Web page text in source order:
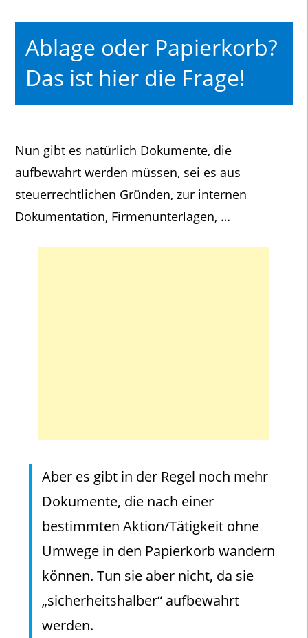
Ablage oder Papierkorb?
Das ist hier die Frage!
Nun gibt es natürlich Dokumente, die
aufbewahrt werden müssen, sei es aus
steuerrechtlichen Gründen, zur internen
Dokumentation, Firmenunterlagen, …
Aber es gibt in der Regel noch mehr
Dokumente, die nach einer
bestimmten Aktion/Tätigkeit ohne
Umwege in den Papierkorb wandern
können. Tun sie aber nicht, da sie
„sicherheitshalber“ aufbewahrt
werden.